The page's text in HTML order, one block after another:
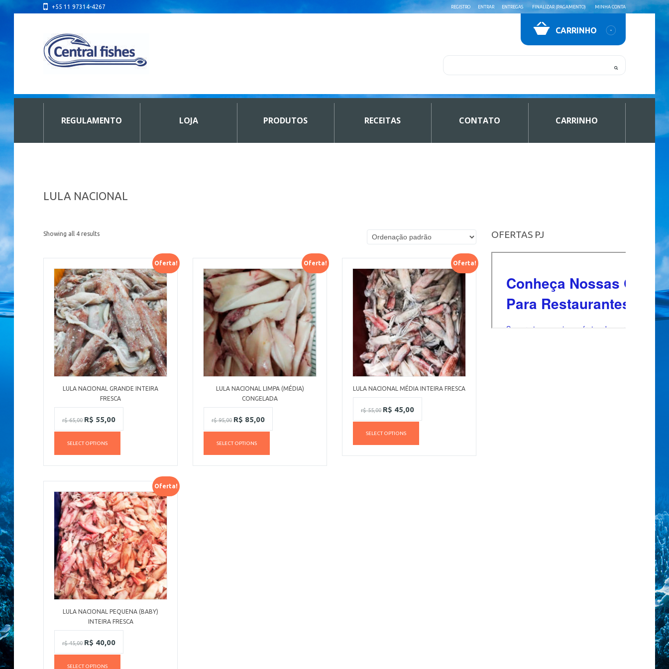
+55 11 97314-4267 REGISTRO ENTRAR ENTREGAS FINALIZAR (PAGAMENTO) MINHA CONTA
CARRINHO
REGULAMENTO LOJA PRODUTOS RECEITAS CONTATO CARRINHO
LULA NACIONAL
Showing all 4 results
Oferta!
LULA NACIONAL GRANDE INTEIRA
FRESCA
r$65,00 R$ 55,00
SELECT OPTIONS
Oferta!
LULA NACIONAL LIMPA (MÉDIA)
CONGELADA
r$95,00 R$ 85,00
SELECT OPTIONS
Oferta!
LULA NACIONAL MÉDIA INTEIRA FRESCA
r$55,00 R$ 45,00
SELECT OPTIONS
Oferta!
LULA NACIONAL PEQUENA (BABY)
INTEIRA FRESCA
r$45,00 R$ 40,00
SELECT OPTIONS
OFERTAS PJ